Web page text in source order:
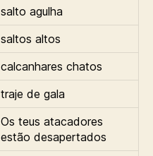
salto agulha
saltos altos
calcanhares chatos
traje de gala
Os teus atacadores
estão desapertados